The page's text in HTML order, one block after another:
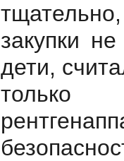
закупки
дети,